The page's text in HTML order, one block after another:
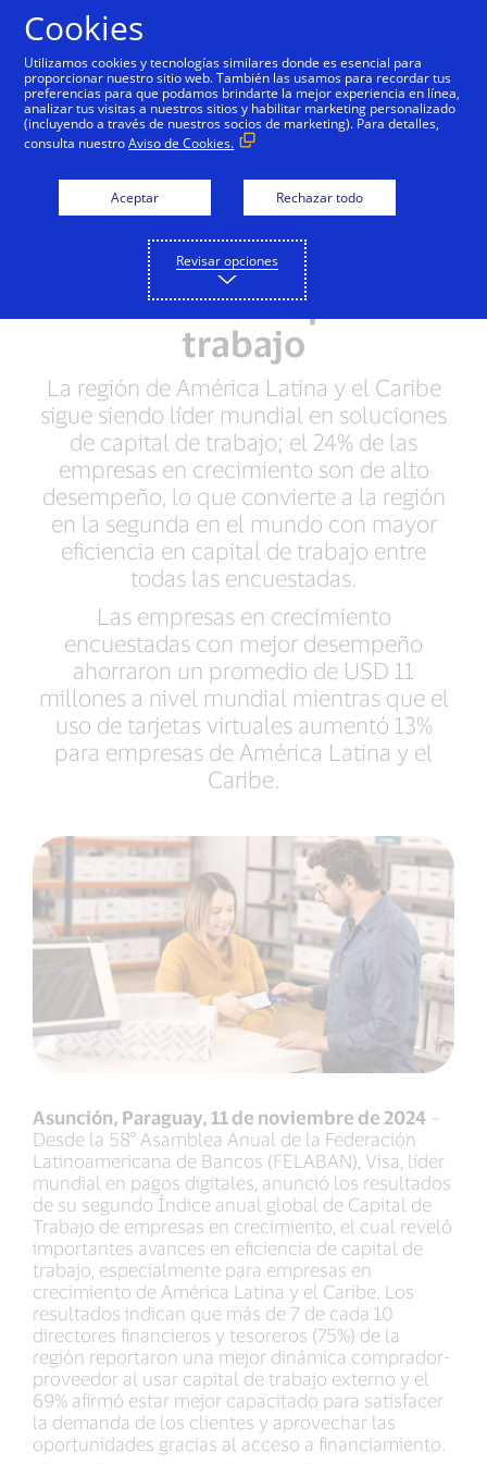
El Índice de Capital de
Trabajo de Visa de
empresas en
crecimiento revela
aumento de 300% en la
eficiencia de capital de
trabajo
La región de América Latina y el Caribe
sigue siendo líder mundial en soluciones
de capital de trabajo; el 24% de las
empresas en crecimiento son de alto
desempeño, lo que convierte a la región
en la segunda en el mundo con mayor
eficiencia en capital de trabajo entre
todas las encuestadas.
Las empresas en crecimiento
encuestadas con mejor desempeño
ahorraron un promedio de USD 11
millones a nivel mundial mientras que el
uso de tarjetas virtuales aumentó 13%
para empresas de América Latina y el
Caribe.
Asunción, Paraguay, 11 de noviembre de 2024 –
Desde la 58° Asamblea Anual de la Federación
Latinoamericana de Bancos (FELABAN), Visa, líder
mundial en pagos digitales, anunció los resultados
de su segundo Índice anual global de Capital de
Trabajo de empresas en crecimiento, el cual reveló
importantes avances en eficiencia de capital de
trabajo, especialmente para empresas en
crecimiento de América Latina y el Caribe. Los
resultados indican que más de 7 de cada 10
directores financieros y tesoreros (75%) de la
región reportaron una mejor dinámica comprador-
proveedor al usar capital de trabajo externo y el
69% afirmó estar mejor capacitado para satisfacer
la demanda de los clientes y aprovechar las
oportunidades gracias al acceso a financiamiento.
Cookies
Utilizamos cookies y tecnologías similares donde es esencial para
proporcionar nuestro sitio web. También las usamos para recordar tus
preferencias para que podamos brindarte la mejor experiencia en línea,
analizar tus visitas a nuestros sitios y habilitar marketing personalizado
(incluyendo a través de nuestros socios de marketing). Para detalles,
consulta nuestroAviso de Cookies.
Aceptar Rechazar todo
Revisar opciones